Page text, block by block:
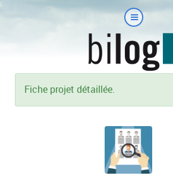
Fiche projet détaillée.